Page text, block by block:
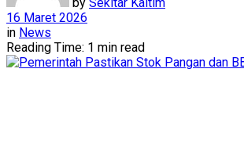
16 Maret 2026
in News
Reading Time: 1 min read